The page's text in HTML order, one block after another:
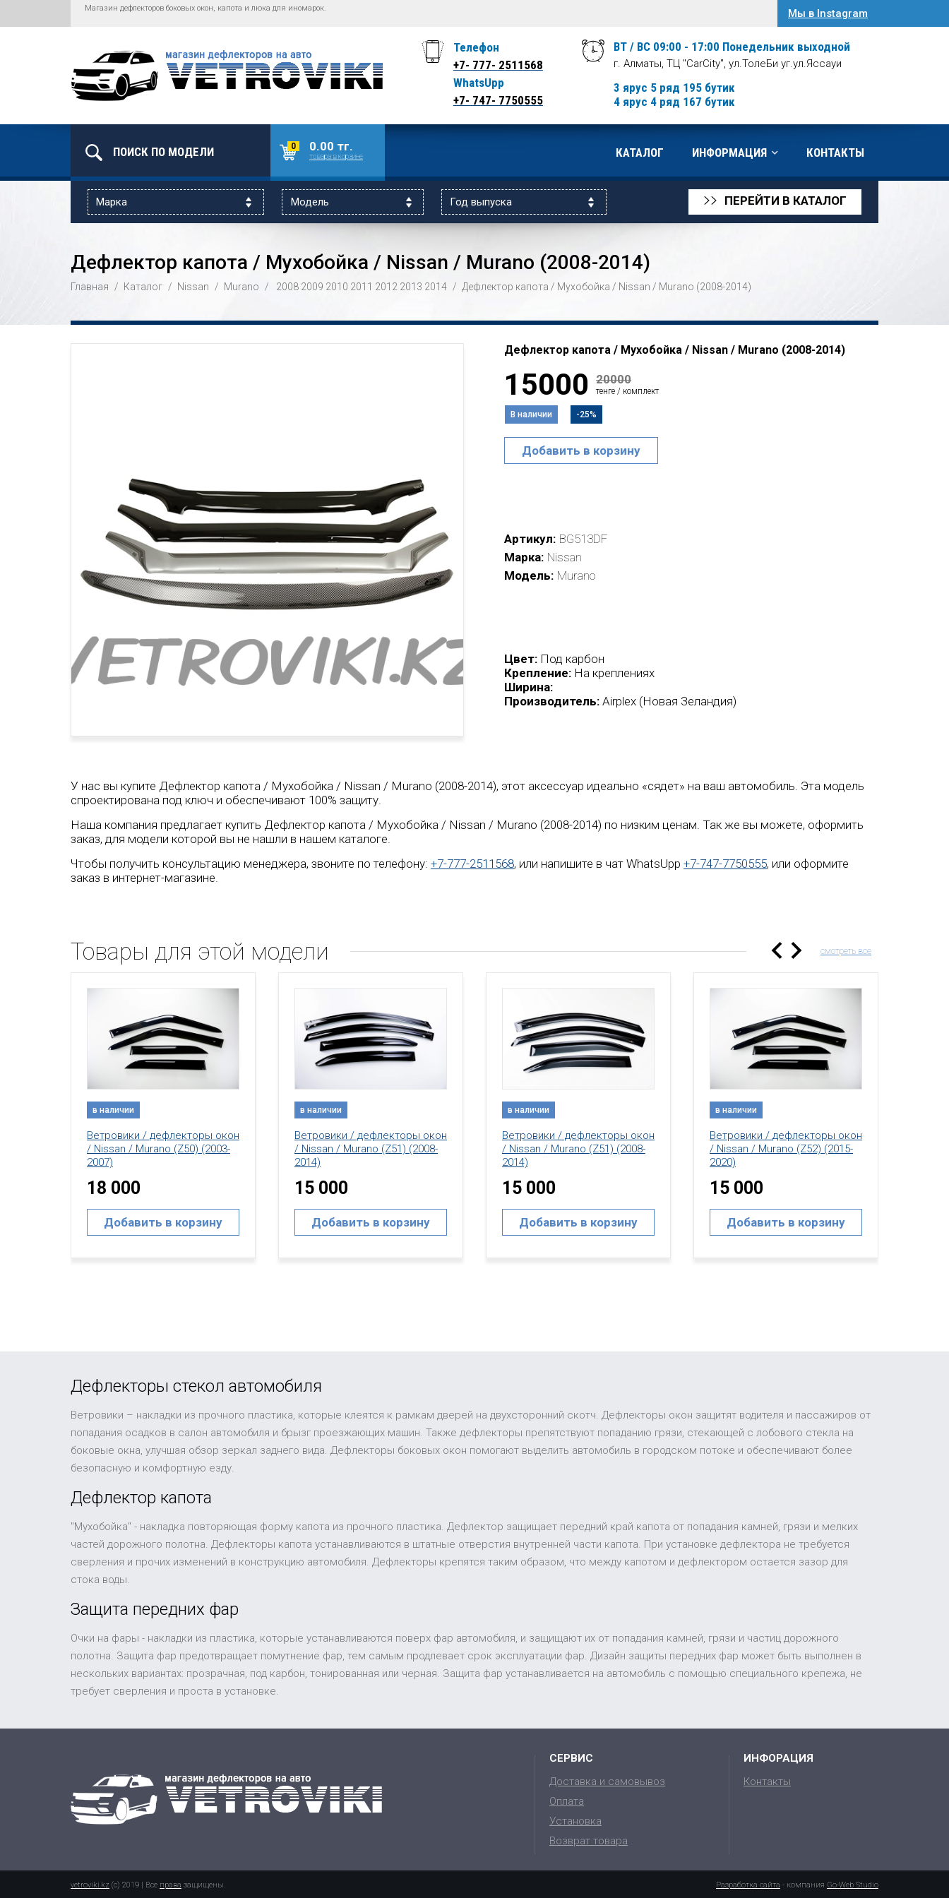
Магазин дефлекторов боковых окон, капота и люка для иномарок. Мы в Instagram
Телефон
+7- 777- 2511568
WhatsUpp
+7- 747- 7750555
ВТ / ВС 09:00 - 17:00 Понедельник выходной
г. Алматы, ТЦ "CarCity", ул.ТолеБи уг.ул.Яссауи
3 ярус 5 ряд 195 бутик
4 ярус 4 ряд 167 бутик
0 0.00 тг.
товара в корзине КАТАЛОГ ИНФОРМАЦИЯ КОНТАКТЫ
>> ПЕРЕЙТИ В КАТАЛОГ
Дефлектор капота / Мухобойка / Nissan / Murano (2008-2014)
Главная Каталог Nissan Murano 2008 2009 2010 2011 2012 2013 2014 Дефлектор капота / Мухобойка / Nissan / Murano (2008-2014)
Дефлектор капота / Мухобойка / Nissan / Murano (2008-2014)
15000 20000
тенге / комплект
В наличии -25%
Добавить в корзину
Артикул BG513DF
Марка Nissan
Модель Murano
Цвет: Под карбон
Крепление: На креплениях
Ширина:
Производитель: Airplex (Новая Зеландия)
У нас вы купите Дефлектор капота / Мухобойка / Nissan / Murano (2008-2014), этот аксессуар идеально «сядет» на ваш автомобиль. Эта модель
спроектирована под ключ и обеспечивают 100% защиту.
Наша компания предлагает купить Дефлектор капота / Мухобойка / Nissan / Murano (2008-2014) по низким ценам. Так же вы можете, оформить
заказ, для модели которой вы не нашли в нашем каталоге.
Чтобы получить консультацию менеджера, звоните по телефону: +7-777-2511568, или напишите в чат WhatsUpp +7-747-7750555, или оформите
заказ в интернет-магазине.
Товары для этой модели смотреть все
в наличии
Ветровики / дефлекторы окон
/ Nissan / Murano (Z51) (2008-
2014)
15 000
Добавить в корзину
в наличии
Ветровики / дефлекторы окон
/ Nissan / Murano (Z51) (2008-
2014)
15 000
Добавить в корзину
в наличии
Ветровики / дефлекторы окон
/ Nissan / Murano (Z52) (2015-
2020)
15 000
Добавить в корзину
в наличии
/ Nissan / Murano (Z52) (2015-
2020)
20 000
Добавить в корзину
Дефлекторы стекол автомобиля
Ветровики – накладки из прочного пластика, которые клеятся к рамкам дверей на двухсторонний скотч. Дефлекторы окон защитят водителя и пассажиров от
попадания осадков в салон автомобиля и брызг проезжающих машин. Также дефлекторы препятствуют попаданию грязи, стекающей с лобового стекла на
боковые окна, улучшая обзор зеркал заднего вида. Дефлекторы боковых окон помогают выделить автомобиль в городском потоке и обеспечивают более
безопасную и комфортную езду.
Дефлектор капота
"Мухобойка" - накладка повторяющая форму капота из прочного пластика. Дефлектор защищает передний край капота от попадания камней, грязи и мелких
частей дорожного полотна. Дефлекторы капота устанавливаются в штатные отверстия внутренней части капота. При установке дефлектора не требуется
сверления и прочих изменений в конструкцию автомобиля. Дефлекторы крепятся таким образом, что между капотом и дефлектором остается зазор для
стока воды.
Защита передних фар
Очки на фары - накладки из пластика, которые устанавливаются поверх фар автомобиля, и защищают их от попадания камней, грязи и частиц дорожного
полотна. Защита фар предотвращает помутнение фар, тем самым продлевает срок эксплуатации фар. Дизайн защиты передних фар может быть выполнен в
нескольких вариантах: прозрачная, под карбон, тонированная или черная. Защита фар устанавливается на автомобиль с помощью специального крепежа, не
требует сверления и проста в установке.
СЕРВИС
Доставка и самовывоз
Оплата
Установка
Возврат товара
ИНФОРАЦИЯ
Контакты
vetroviki.kz (c) 2019 | Все права защищены. Разработка сайта - компания Go-Web Studio